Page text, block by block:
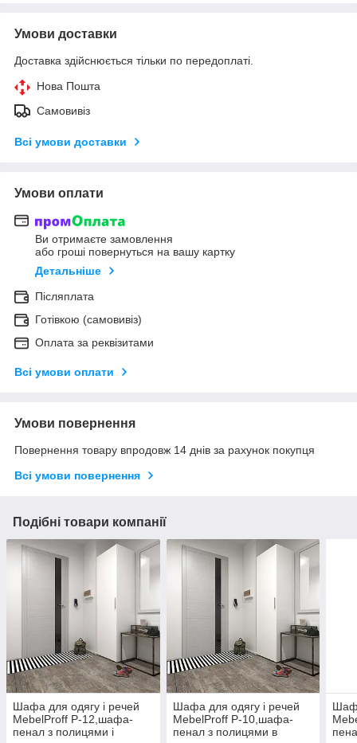
Умови доставки
Доставка здійснюється тільки по передоплаті.
Нова Пошта
Самовивіз
Всі умови доставки
Умови оплати
Ви отримаєте замовлення
або гроші повернуться на вашу картку
Детальніше
Післяплата
Готівкою (самовивіз)
Оплата за реквізитами
Всі умови оплати
Умови повернення
Повернення товару впродовж 14 днів за рахунок покупця
Всі умови повернення
Подібні товари компанії
Шафа для одягу і речей
MebelProff P-12,шафа-
пенал з полицями і
Шафа для одягу і речей
MebelProff P-10,шафа-
пенал з полицями в